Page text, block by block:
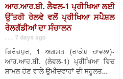
ਆਰ.ਆਰ.ਬੀ. ਲੈਵਲ-1 ਪ੍ਰੀਖਿਆ ਲਈ
ਉੱਤਰੀ ਰੇਲਵੇ ਵਲੋਂ ਪ੍ਰੀਖਿਆ ਸਪੈਸ਼ਲ
ਰੇਲਗੱਡੀਆਂ ਦਾ ਸੰਚਾਲਨ
. . . 7 days ago
ਫਿਰੋਜ਼ਪੁਰ, 1 ਅਗਸਤ (ਰਾਕੇਸ਼ ਚਾਵਲਾ)-
ਆਰ.ਆਰ.ਬੀ. (ਲੇਵਲ-1) ਪ੍ਰੀਖਿਆ ਵਿਚ
ਸ਼ਾਮਲ ਹੋਣ ਵਾਲੇ ਉਮੀਦਵਾਰਾਂ ਦੀ ਸਹੂਲਤ...